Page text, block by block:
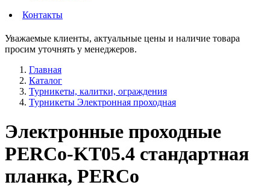
Контакты
Уважаемые клиенты, актуальные цены и наличие товара
просим уточнять у менеджеров.
Главная
Каталог
Турникеты, калитки, ограждения
Турникеты Электронная проходная
Электронные проходные
PERCo-KT05.4 стандартная
планка, PERCo